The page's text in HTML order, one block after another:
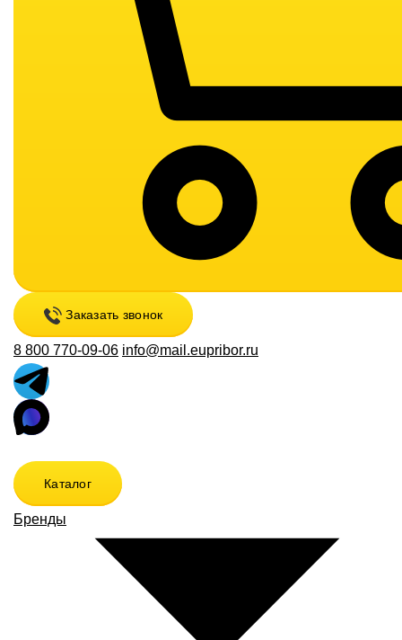
Заказать звонок
8 800 770-09-06 info@mail.eupribor.ru
Каталог
Бренды